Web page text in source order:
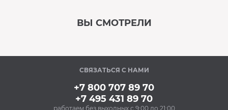
ВЫ СМОТРЕЛИ
Под заказ
СВЯЗАТЬСЯ С НАМИ
+7 800 707 89 70
+7 495 431 89 70
работаем без выходных с 9:00 до 21:00